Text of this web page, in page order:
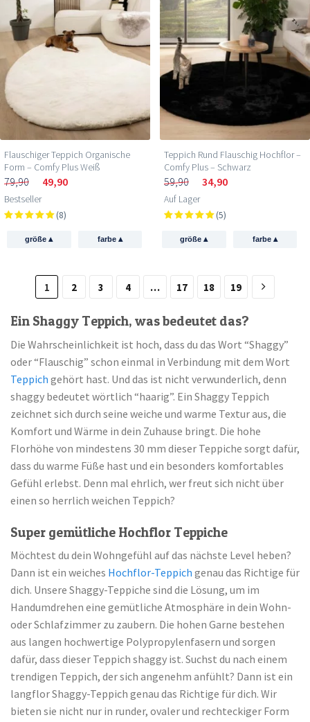
Flauschiger Teppich Organische
Form – Comfy Plus Weiß
79,90 49,90
Bestseller
(8)
größe▴ farbe ▴
Teppich Rund Flauschig Hochflor –
Comfy Plus – Schwarz
59,90 34,90
Auf Lager
(5)
größe▴ farbe ▴
1 2 3 4 … 17 18 19
Ein Shaggy Teppich, was bedeutet das?
Die Wahrscheinlichkeit ist hoch, dass du das Wort “Shaggy”
oder “Flauschig” schon einmal in Verbindung mit dem Wort
Teppich gehört hast. Und das ist nicht verwunderlich, denn
shaggy bedeutet wörtlich “haarig”. Ein Shaggy Teppich
zeichnet sich durch seine weiche und warme Textur aus, die
Komfort und Wärme in dein Zuhause bringt. Die hohe
Florhöhe von mindestens 30 mm dieser Teppiche sorgt dafür,
dass du warme Füße hast und ein besonders komfortables
Gefühl erlebst. Denn mal ehrlich, wer freut sich nicht über
einen so herrlich weichen Teppich?
Super gemütliche Hochflor Teppiche
Möchtest du dein Wohngefühl auf das nächste Level heben?
Dann ist ein weiches Hochflor-Teppich genau das Richtige für
dich. Unsere Shaggy-Teppiche sind die Lösung, um im
Handumdrehen eine gemütliche Atmosphäre in dein Wohn-
oder Schlafzimmer zu zaubern. Die hohen Garne bestehen
aus langen hochwertige Polypropylenfasern und sorgen
dafür, dass dieser Teppich shaggy ist. Suchst du nach einem
trendigen Teppich, der sich angenehm anfühlt? Dann ist ein
langflor Shaggy-Teppich genau das Richtige für dich. Wir
bieten sie nicht nur in runder, ovaler und rechteckiger Form